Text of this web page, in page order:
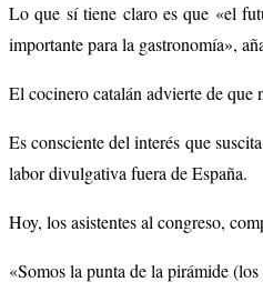
Lo que sí tiene claro es que «el
importante para la gastronomía»,
El cocinero catalán advierte de
Es consciente del interés que
labor divulgativa fuera de España.
Hoy, los asistentes al congreso,
«Somos la punta de la pirámide